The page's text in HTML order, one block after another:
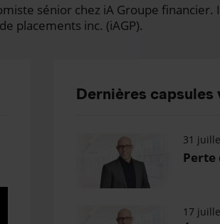
sénior chez iA Groupe
placements inc. (iAGP).
Dernières capsules
31
Perte
17